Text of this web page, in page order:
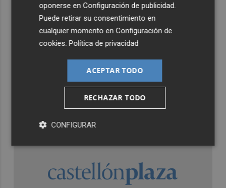
oponerse enConfiguración de publicidad
Puede retirar su consentimiento en
cualquier momento enConfiguración de
cookies .Política de privacidad
ACEPTAR TODO
RECHAZAR TODO
CONFIGURAR